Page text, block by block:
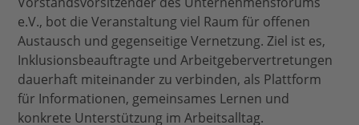
e.V., bot die Veranstaltung viel Raum für offenen
Austausch und gegenseitige Vernetzung. Ziel ist es,
Inklusionsbeauftragte und Arbeitgebervertretungen
dauerhaft miteinander zu verbinden, als Plattform
für Informationen, gemeinsames Lernen und
konkrete Unterstützung im Arbeitsalltag.